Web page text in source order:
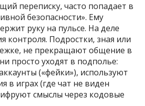
переписку, часто попадает в
безопасности». Ему
руку на пульсе. На деле
контроля. Подростки, зная или
не прекращают общение в
просто уходят в подполье:
(«фейки»), используют
в играх (где чат не виден
смыслы через кодовые